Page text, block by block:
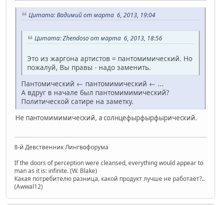
Цитата: Вадимий от марта 6, 2013, 19:04
Цитата: Zhendoso от марта 6, 2013, 18:56
Это из жаргона артистов = пантомимический. Но
пожалуй, Вы правы - надо заменить.
Пантомический ← пантомимический ← ...
А вдруг в начале был пантомимимический?
Политической сатире на заметку.
Не пантомимимический, а солнцефырфырфырический.
8-й Девственник Лингвофорума
If the doors of perception were cleansed, everything would appear to
man as it is: infinite. (W. Blake)
Какая потребителю разница, какой продукт лучше не работает?..
(Awwal12)